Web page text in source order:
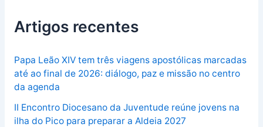
Artigos recentes
Papa Leão XIV tem três viagens apostólicas marcadas
até ao final de 2026: diálogo, paz e missão no centro
da agenda
II Encontro Diocesano da Juventude reúne jovens na
ilha do Pico para preparar a Aldeia 2027